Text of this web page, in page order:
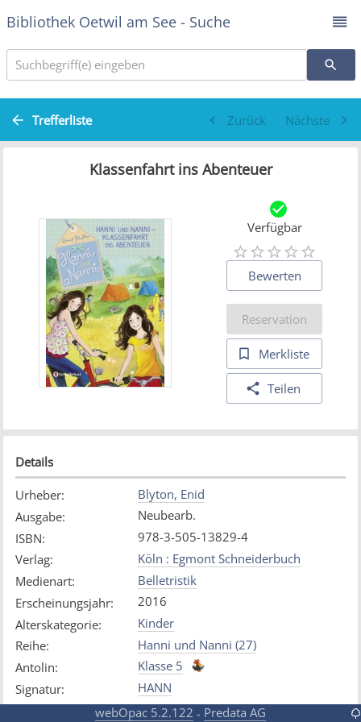
Bibliothek Oetwil am See - Suche
Suchbegriff(e) eingeben
Trefferliste Zurück Nächste
Klassenfahrt ins Abenteuer
Verfügbar
Bewerten
Reservation
Merkliste
Teilen
Details
Urheber:
Blyton, Enid
Ausgabe:
Neubearb.
ISBN:
978-3-505-13829-4
Verlag:
Köln : Egmont Schneiderbuch
Medienart:
Belletristik
Erscheinungsjahr:
2016
Alterskategorie:
Kinder
Reihe:
Hanni und Nanni (27)
Antolin:
Klasse 5
Signatur:
HANN
webOpac 5.2.122 - Predata AG